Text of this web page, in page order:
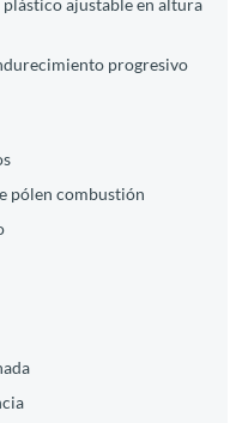
ajustable en altura
progresivo
pólen combustión